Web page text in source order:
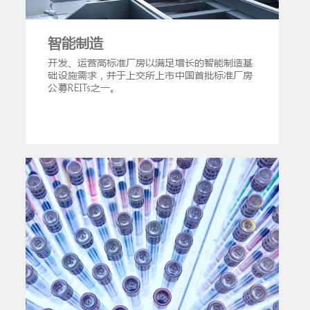
智能制造
开发、运营高标准厂房以满足增长的智能制造基
础设施需求，并于上交所上市中国首批标准厂房
公募REITs之一。